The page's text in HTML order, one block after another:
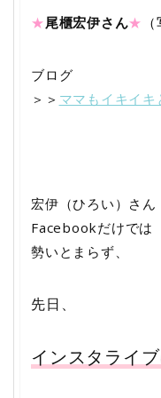
★尾櫃宏伊さん★
ブログ
＞＞ ママもイキイキ
宏伊（ひろい）さん
Facebookだけでは
勢いとまらず、
先日、
インスタライ